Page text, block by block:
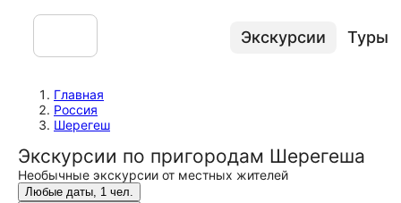
Экскурсии Туры
Главная
Россия
Шерегеш
Экскурсии по пригородам Шерегеша
Необычные экскурсии от местных жителей
Любые даты, 1 чел.